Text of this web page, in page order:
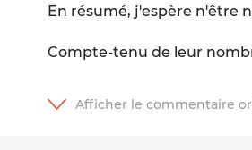
En résumé, j'espère n'être
Compte-tenu de leur